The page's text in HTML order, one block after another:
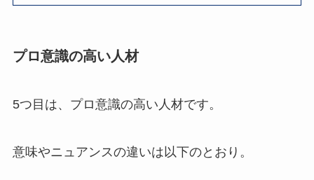
プロ意識の高い人材
5つ目は、プロ意識の高い人材です。
意味やニュアンスの違いは以下のとおり。